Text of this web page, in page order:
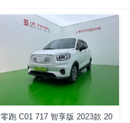
零跑 C01 717 智享版 2023款 20